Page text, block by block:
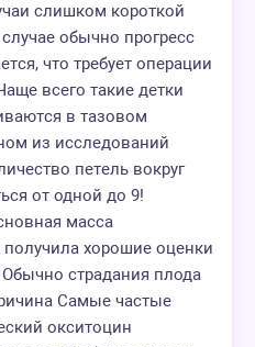
слишком короткой
обычно прогресс
что требует операции
всего такие детки
в тазовом
из исследований
петель вокруг
от одной до 9!
масса
хорошие оценки
страдания плода
Самые частые
окситоцин